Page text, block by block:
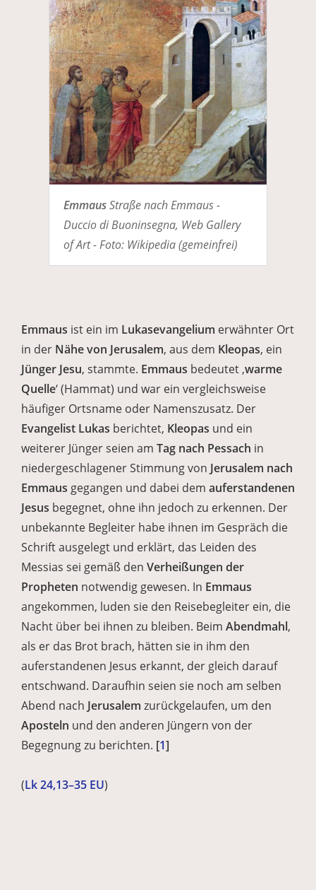
EmmausStraße nach Emmaus -
Duccio di Buoninsegna, Web Gallery
of Art - Foto: Wikipedia (gemeinfrei)
Emmaus ist ein im Lukasevangelium erwähnter Ort
in der Nähe von Jerusalem, aus dem Kleopas, ein
Jünger Jesu, stammte. Emmaus bedeutet ‚warme
Quelle‘ (Hammat) und war ein vergleichsweise
häufiger Ortsname oder Namenszusatz. Der
Evangelist Lukas berichtet, Kleopas und ein
weiterer Jünger seien am Tag nach Pessach in
niedergeschlagener Stimmung von Jerusalem nach
Emmaus gegangen und dabei dem auferstandenen
Jesus begegnet, ohne ihn jedoch zu erkennen. Der
unbekannte Begleiter habe ihnen im Gespräch die
Schrift ausgelegt und erklärt, das Leiden des
Messias sei gemäß den Verheißungen der
Propheten notwendig gewesen. In Emmaus
angekommen, luden sie den Reisebegleiter ein, die
Nacht über bei ihnen zu bleiben. Beim Abendmahl,
als er das Brot brach, hätten sie in ihm den
auferstandenen Jesus erkannt, der gleich darauf
entschwand. Daraufhin seien sie noch am selben
Abend nach Jerusalem zurückgelaufen, um den
Aposteln und den anderen Jüngern von der
Begegnung zu berichten. [1]
(Lk 24,13–35 EU)